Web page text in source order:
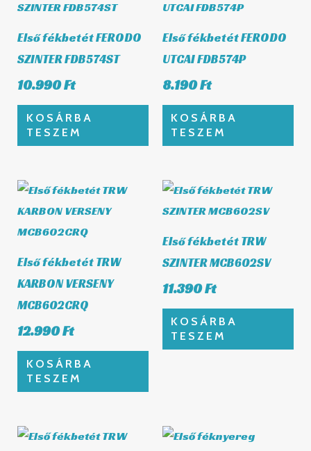
Első fékbetét FERODO
SZINTER FDB574ST
10.990Ft
KOSÁRBA
TESZEM
Első fékbetét FERODO
UTCAI FDB574P
8.190Ft
KOSÁRBA
TESZEM
Első fékbetét TRW
KARBON VERSENY
MCB602CRQ
12.990Ft
KOSÁRBA
TESZEM
Első fékbetét TRW
SZINTER MCB602SV
11.390Ft
KOSÁRBA
TESZEM